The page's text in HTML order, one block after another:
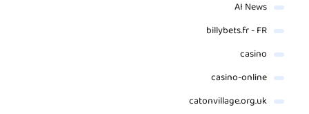
AI News
billybets.fr - FR
casino
casino-online
catonvillage.org.uk